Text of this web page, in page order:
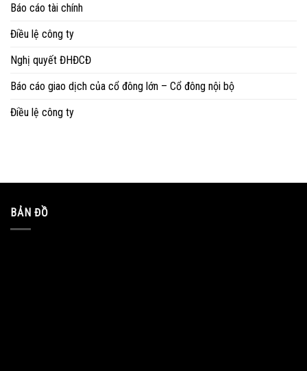
Báo cáo tài chính
Điều lệ công ty
Nghị quyết ĐHĐCĐ
Báo cáo giao dịch của cổ đông lớn – Cổ đông nội bộ
Điều lệ công ty
BẢN ĐỒ